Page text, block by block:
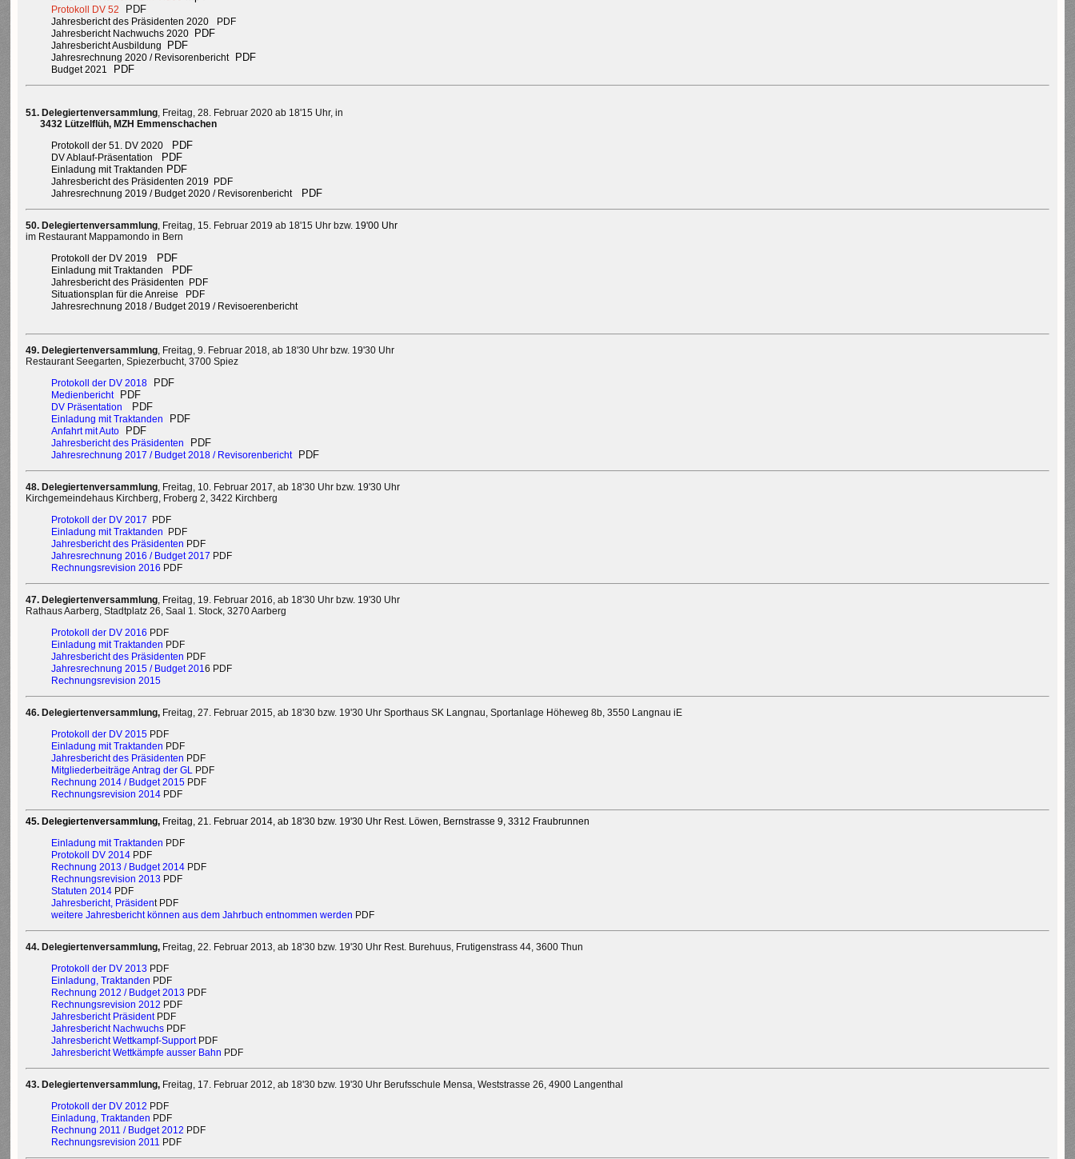
Protokoll DV 52 PDF
Jahresbericht des Präsidenten 2020
PDF
Jahresbericht Nachwuchs 2020
PDF
Jahresbericht Ausbildung PDF
Jahresrechnung 2020 / RevisorenberichtPDF
Budget 2021 PDF
51. Delegiertenversammlung, Freitag, 28. Februar 2020ab 18'15 Uhr, in
3432 Lützelflüh, MZH Emmenschachen
Protokoll der 51. DV 2020
PDF
DV Ablauf-Präsentation PDF
Einladung mit Traktanden PDF
Jahresbericht des Präsidenten 2019 PDF
Jahresrechnung 2019 / Budget 2020 / RevisorenberichtPDF
50. Delegiertenversammlung, Freitag, 15. Februar 2019ab 18'15 Uhr bzw. 19'00 Uhr
im Restaurant Mappamondo in Bern
Protokoll der DV 2019
PDF
Einladung mit Traktanden PDF
Jahresbericht des Präsidenten PDF
Situationsplan für die Anreise
PDF
Jahresrechnung 2018 / Budget 2019 / Revisoerenbericht
49. Delegiertenversammlung, Freitag, 9. Februar 2018, ab 18'30 Uhr bzw. 19'30 Uhr
Restaurant Seegarten, Spiezerbucht, 3700 Spiez
Protokoll der DV 2018 PDF
MedienberichtPDF
DV Präsentation PDF
Einladung mit Traktanden PDF
Anfahrt mit Auto PDF
Jahresbericht des Präsidenten PDF
Jahresrechnung 2017 / Budget 2018 / RevisorenberichtPDF
48. Delegiertenversammlung, Freitag, 10. Februar 2017, ab 18'30 Uhr bzw. 19'30 Uhr
Kirchgemeindehaus Kirchberg, Froberg 2, 3422 Kirchberg
Protokoll der DV 2017 PDF
Einladung mit Traktanden PDF
Jahresbericht des Präsidenten PDF
Jahresrechnung 2016 / Budget 2017 PDF
Rechnungsrevision 2016 PDF
47. Delegiertenversammlung, Freitag, 19. Februar 2016, ab 18'30 Uhr bzw. 19'30 Uhr
Rathaus Aarberg, Stadtplatz 26, Saal 1. Stock, 3270 Aarberg
Protokoll der DV 2016 PDF
Einladung mit Traktanden PDF
Jahresbericht des Präsidenten PDF
Jahresrechnung 2015 / Budget 2016 PDF
Rechnungsrevision 2015
46.Delegiertenversammlung, Freitag, 27. Februar 2015, ab 18'30 bzw. 19'30 Uhr Sporthaus SK Langnau, Sportanlage Höheweg 8b, 3550 Langnau iE
Protokoll der DV 2015 PDF
Einladung mit Traktanden PDF
Jahresbericht des Präsidenten PDF
Mitgliederbeiträge Antrag der GL PDF
Rechnung 2014 / Budget 2015 PDF
Rechnungsrevision 2014 PDF
45. Delegiertenversammlung, Freitag, 21. Februar 2014, ab 18'30 bzw. 19'30 Uhr Rest. Löwen, Bernstrasse 9, 3312 Fraubrunnen
Einladung mit Traktanden PDF
Protokoll DV 2014 PDF
Rechnung 2013 / Budget 2014 PDF
Rechnungsrevision 2013 PDF
Statuten 2014 PDF
Jahresbericht, Präsident PDF
weitere Jahresbericht können aus dem Jahrbuch entnommen werden PDF
44. Delegiertenversammlung, Freitag, 22. Februar 2013, ab 18'30 bzw. 19'30 Uhr Rest. Burehuus, Frutigenstrass 44, 3600 Thun
Protokoll der DV 2013 PDF
Einladung, Traktanden PDF
Rechnung 2012 / Budget 2013 PDF
Rechnungsrevision 2012 PDF
Jahresbericht PräsidentPDF
Jahresbericht Nachwuchs PDF
Jahresbericht Wettkampf-SupportPDF
Jahresbericht Wettkämpfe ausser Bahn PDF
43. Delegiertenversammlung, Freitag, 17. Februar 2012, ab 18'30 bzw. 19'30 Uhr Berufsschule Mensa, Weststrasse 26, 4900 Langenthal
Protokoll der DV 2012 PDF
Einladung, Traktanden PDF
Rechnung 2011 / Budget 2012 PDF
Rechnungsrevision 2011 PDF